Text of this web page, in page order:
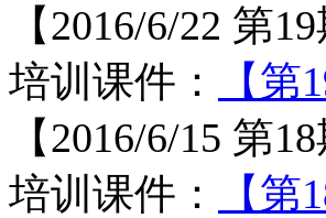
【2016/6/22 第19
培训课件：
【
【2016/6/15 第18
培训课件：
【